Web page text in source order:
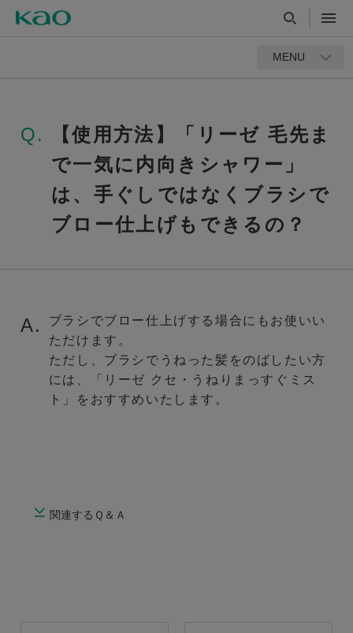
MENU
Q.
【使用方法】「リーゼ 毛先ま
で一気に内向きシャワー」
は、手ぐしではなくブラシで
ブロー仕上げもできるの？
A.
ブラシでブロー仕上げする場合にもお使いい
ただけます。
ただし、ブラシでうねった髪をのばしたい方
には、「リーゼ クセ・うねりまっすぐミス
ト」をおすすめいたします。
関連するＱ＆Ａ